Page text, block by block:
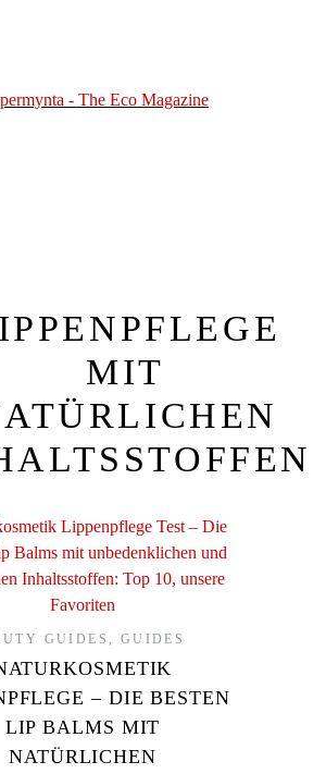
MIT
GUIDES , GUIDES
– DIE BESTEN
LIP BALMS MIT
NATÜRLICHEN